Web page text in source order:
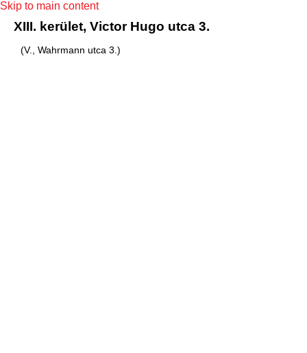
Skip to main content
XIII. kerület, Victor Hugo utca 3.
(V., Wahrmann utca 3.)